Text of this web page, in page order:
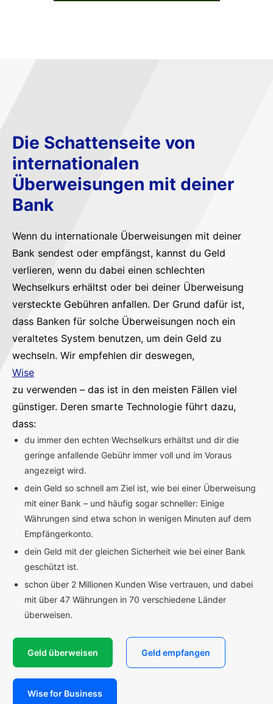
Die Schattenseite von
internationalen
Überweisungen mit deiner
Bank
Wenn du internationale Überweisungen mit deiner
Bank sendest oder empfängst, kannst du Geld
verlieren, wenn du dabei einen schlechten
Wechselkurs erhältst oder bei deiner Überweisung
versteckte Gebühren anfallen. Der Grund dafür ist,
dass Banken für solche Überweisungen noch ein
veraltetes System benutzen, um dein Geld zu
wechseln. Wir empfehlen dir deswegen,
Wise
zu verwenden – das ist in den meisten Fällen viel
günstiger. Deren smarte Technologie führt dazu,
dass:
du immer den echten Wechselkurs erhältst und dir die
geringe anfallende Gebühr immer voll und im Voraus
angezeigt wird.
dein Geld so schnell am Ziel ist, wie bei einer Überweisung
mit einer Bank – und häufig sogar schneller: Einige
Währungen sind etwa schon in wenigen Minuten auf dem
Empfängerkonto.
dein Geld mit der gleichen Sicherheit wie bei einer Bank
geschützt ist.
schon über 2 Millionen Kunden Wise vertrauen, und dabei
mit über 47 Währungen in 70 verschiedene Länder
überweisen.
Geld überweisen Geld empfangen
Wise for Business